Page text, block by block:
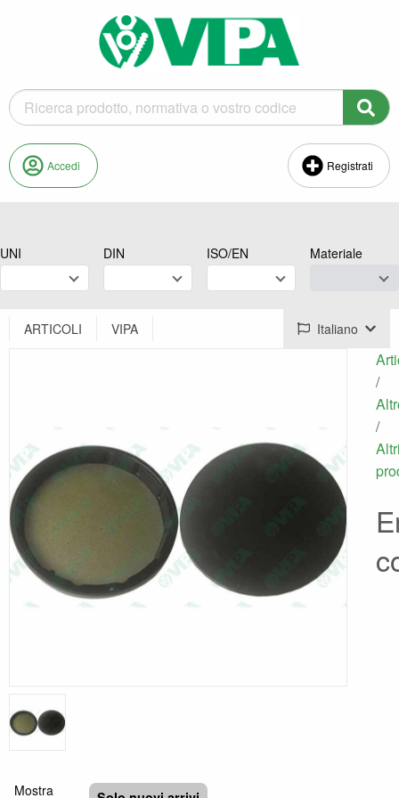
Accedi Registrati
UNI DIN ISO/EN Materiale
ARTICOLI VIPA Italiano
/
/
Mostra